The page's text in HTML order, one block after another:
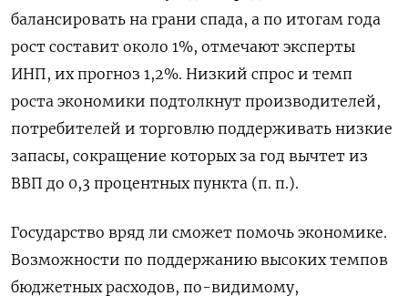
балансировать на грани спада, а по итогам года
рост составит около 1%, отмечают эксперты
ИНП, их прогноз 1,2%. Низкий спрос и темп
роста экономики подтолкнут производителей,
потребителей и торговлю поддерживать низкие
запасы, сокращение которых за год вычтет из
ВВП до 0,3 процентных пункта (п. п.).
Государство вряд ли сможет помочь экономике.
Возможности по поддержанию высоких темпов
бюджетных расходов, по-видимому,